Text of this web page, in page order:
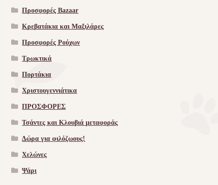
Προσφορές Bazaar
Κρεβατάκια και Μαξιλάρες
Προσφορές Ρούχων
Τρωκτικά
Πορτάκια
Χριστουγεννιάτικα
ΠΡΟΣΦΟΡΕΣ
Τσάντες και Κλουβιά μεταφοράς
Δώρα για φιλόζωους!
Χελώνες
Ψάρι